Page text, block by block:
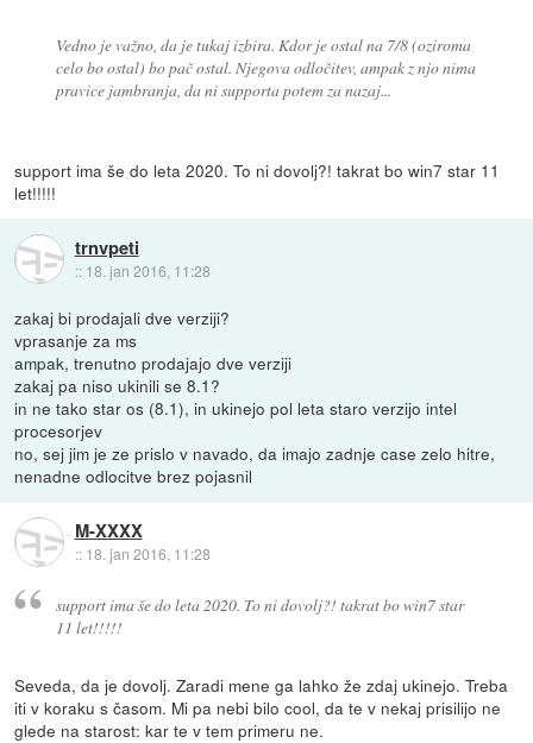
Vedno je važno, da je tukaj izbira. Kdor je ostal na 7/8 (oziroma
celo bo ostal) bo pač ostal. Njegova odločitev, ampak z njo nima
pravice jambranja, da ni supporta potem za nazaj...
support ima še do leta 2020. To ni dovolj?! takrat bo win7 star 11
let!!!!!
trnvpeti
:: 18. jan 2016, 11:28
zakaj bi prodajali dve verziji?
vprasanje za ms
ampak, trenutno prodajajo dve verziji
zakaj pa niso ukinili se 8.1?
in ne tako star os (8.1), in ukinejo pol leta staro verzijo intel
procesorjev
no, sej jim je ze prislo v navado, da imajo zadnje case zelo hitre,
nenadne odlocitve brez pojasnil
M-XXXX
:: 18. jan 2016, 11:28
support ima še do leta 2020. To ni dovolj?! takrat bo win7 star
11 let!!!!!
Seveda, da je dovolj. Zaradi mene ga lahko že zdaj ukinejo. Treba
iti v koraku s časom. Mi pa nebi bilo cool, da te v nekaj prisilijo ne
glede na starost: kar te v tem primeru ne.